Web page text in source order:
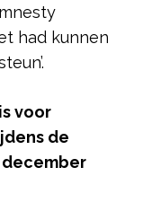
had kunnen
voor
de